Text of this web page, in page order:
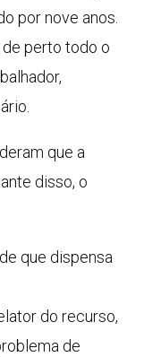
por nove anos.
perto todo o
que a
disso, o
que dispensa
do recurso,
de